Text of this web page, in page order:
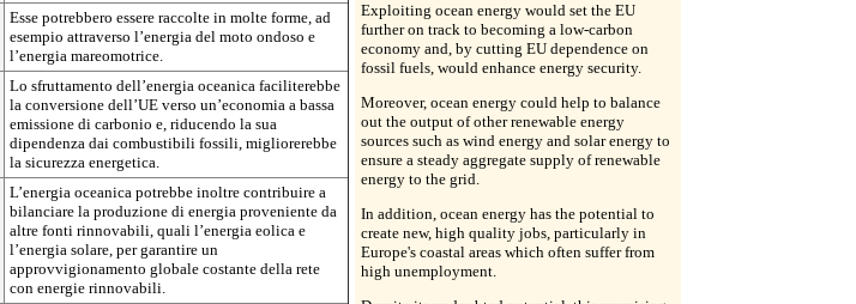
Esse potrebbero essere raccolte in molte forme, ad
esempio attraverso l’energia del moto ondoso e
l’energia mareomotrice.
Lo sfruttamento dell’energia oceanica faciliterebbe
la conversione dell’UE verso un’economia a bassa
emissione di carbonio e, riducendo la sua
dipendenza dai combustibili fossili, migliorerebbe
la sicurezza energetica.
L’energia oceanica potrebbe inoltre contribuire a
bilanciare la produzione di energia proveniente da
altre fonti rinnovabili, quali l’energia eolica e
l’energia solare, per garantire un
approvvigionamento globale costante della rete
con energie rinnovabili.
Exploiting ocean energy would set the EU
further on track to becoming a low-carbon
economy and, by cutting EU dependence on
fossil fuels, would enhance energy security.
Moreover, ocean energy could help to balance
out the output of other renewable energy
sources such as wind energy and solar energy to
ensure a steady aggregate supply of renewable
energy to the grid.
In addition, ocean energy has the potential to
create new, high quality jobs, particularly in
Europe's coastal areas which often suffer from
high unemployment.